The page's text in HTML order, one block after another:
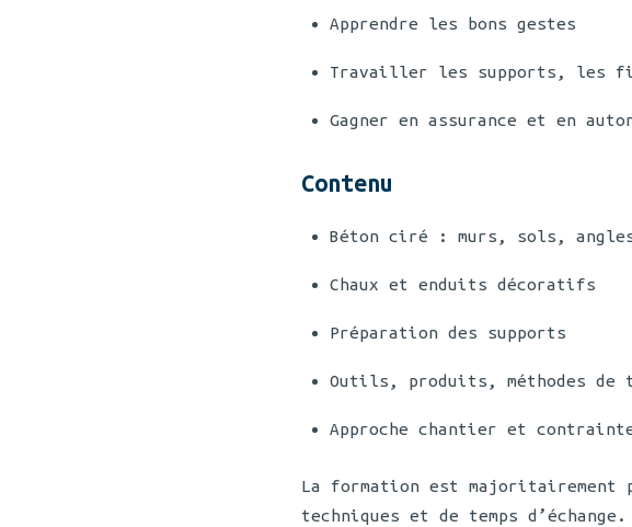
Apprendre les bons gestes
Travailler les supports, les
Gagner en assurance et en
Contenu
Béton ciré : murs, sols,
Chaux et enduits décoratifs
Préparation des supports
Outils, produits, méthodes de
Approche chantier et
La formation est majoritairement
techniques et de temps d’échange.